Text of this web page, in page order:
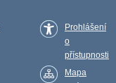
Prohlášení
o
přístupnosti
Mapa